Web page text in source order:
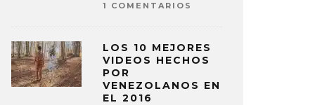
1 COMENTARIOS
LOS 10 MEJORES
VIDEOS HECHOS
POR
VENEZOLANOS EN
EL 2016